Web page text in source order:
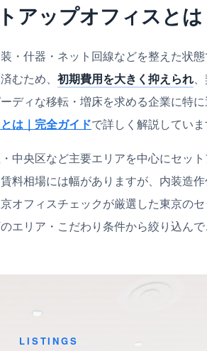
アップオフィスとは
・什器・ネット回線などを整えた状
むため、 初期費用を大きく抑えられ
ディな移転・増床を求める企業に特
は｜完全ガイドで詳しく解説していま
中央区など主要エリアを中心にセッ
料相場には幅がありますが、内装造
オフィスチェックが厳選した東京の
エリア・こだわり条件から絞り込んで
LISTINGS